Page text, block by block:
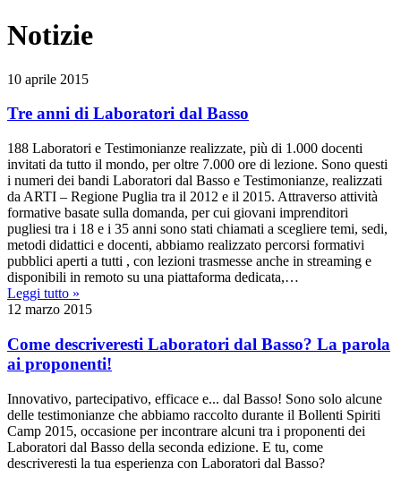
Notizie
10 aprile 2015
Tre anni di Laboratori dal Basso
188 Laboratori e Testimonianze realizzate, più di 1.000 docenti
invitati da tutto il mondo, per oltre 7.000 ore di lezione. Sono questi
i numeri dei bandi Laboratori dal Basso e Testimonianze, realizzati
da ARTI – Regione Puglia tra il 2012 e il 2015. Attraverso attività
formative basate sulla domanda, per cui giovani imprenditori
pugliesi tra i 18 e i 35 anni sono stati chiamati a scegliere temi, sedi,
metodi didattici e docenti, abbiamo realizzato percorsi formativi
pubblici aperti a tutti , con lezioni trasmesse anche in streaming e
disponibili in remoto su una piattaforma dedicata,…
Leggi tutto »
12 marzo 2015
Come descriveresti Laboratori dal Basso? La parola
ai proponenti!
Innovativo, partecipativo, efficace e... dal Basso! Sono solo alcune
delle testimonianze che abbiamo raccolto durante il Bollenti Spiriti
Camp 2015, occasione per incontrare alcuni tra i proponenti dei
Laboratori dal Basso della seconda edizione. E tu, come
descriveresti la tua esperienza con Laboratori dal Basso?